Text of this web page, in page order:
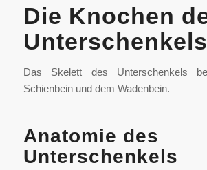
Die Knochen
Unterschenkels
Das Skelett des Unterschenkels
Schienbein und dem Wadenbein.
Anatomie des
Unterschenkels